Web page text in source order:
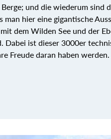
und die wiederum sind
man hier eine gigantische
dem Wilden See und der
Dabei ist dieser 3000er
Freude daran haben werden.